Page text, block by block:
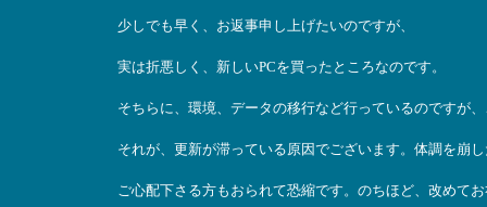
少しでも早く、お返事申し上げたいのですが、
実は折悪しく、新しいPCを買ったところなのです。
そちらに、環境、データの移行など行っているのですが
それが、更新が滞っている原因でございます。体調を崩
ご心配下さる方もおられて恐縮です。のちほど、改めて